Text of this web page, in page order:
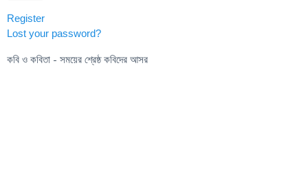
Register
Lost your password?
কবি ও কবিতা - সময়ের শ্রেষ্ঠ কবিদের আসর